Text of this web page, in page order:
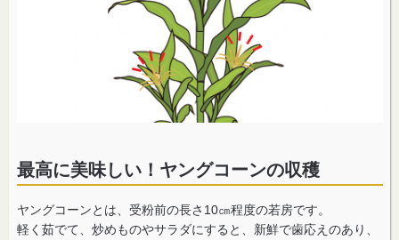
最高に美味しい！ヤングコーンの収穫
ヤングコーンとは、受粉前の長さ10㎝程度の若房です。
軽く茹でて、炒めものやサラダにすると、新鮮で歯応えのあり、